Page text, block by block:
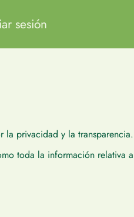
sesión
la privacidad y la transparencia.
toda la información relativa